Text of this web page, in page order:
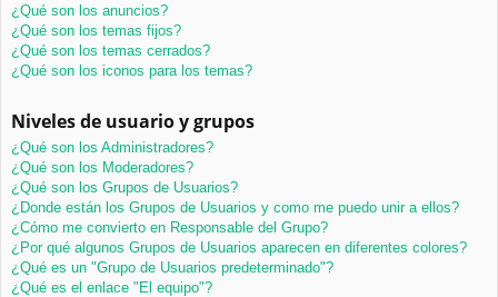
¿Qué son los anuncios?
¿Qué son los temas fijos?
¿Qué son los temas cerrados?
¿Qué son los iconos para los temas?
Niveles de usuario y grupos
¿Qué son los Administradores?
¿Qué son los Moderadores?
¿Qué son los Grupos de Usuarios?
¿Donde están los Grupos de Usuarios y como me puedo unir a ellos?
¿Cómo me convierto en Responsable del Grupo?
¿Por qué algunos Grupos de Usuarios aparecen en diferentes colores?
¿Qué es un "Grupo de Usuarios predeterminado"?
¿Qué es el enlace "El equipo"?